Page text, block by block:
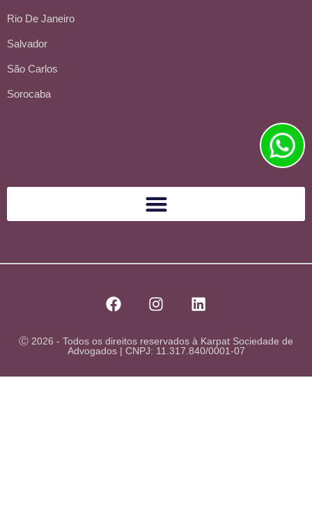
Rio De Janeiro
Salvador
São Carlos
Sorocaba
Ⓒ 2026 - Todos os direitos reservados à Karpat Sociedade de
Advogados | CNPJ: 11.317.840/0001-07